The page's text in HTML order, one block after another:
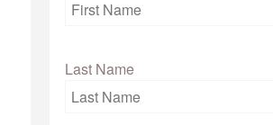
Last Name